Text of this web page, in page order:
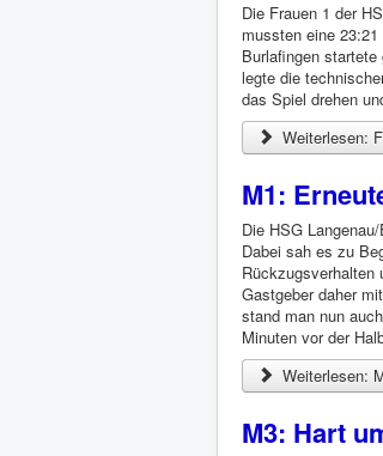
Die Frauen 1 der
mussten eine
Burlafingen
legte die
das Spiel drehen
Weiterlesen:
M1:
Die HSG
Dabei sah es zu
Rückzugsverhalten
Gastgeber daher
stand man nun
Minuten vor der
Weiterlesen:
M3: Hart